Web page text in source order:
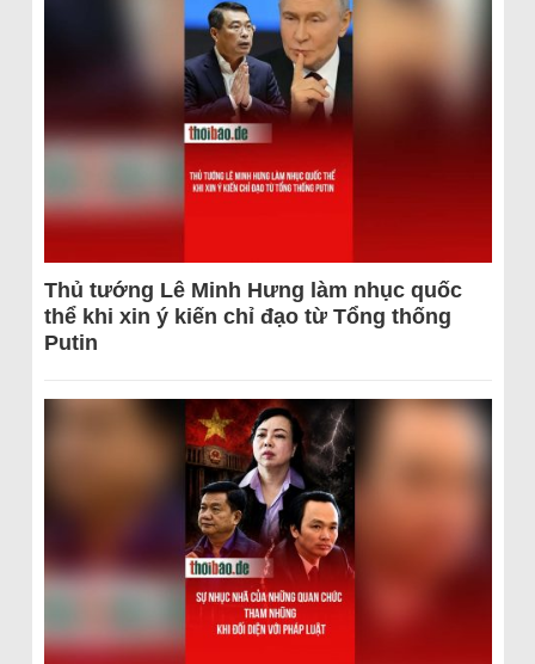
Thủ tướng Lê Minh Hưng làm nhục quốc
thể khi xin ý kiến chỉ đạo từ Tổng thống
Putin